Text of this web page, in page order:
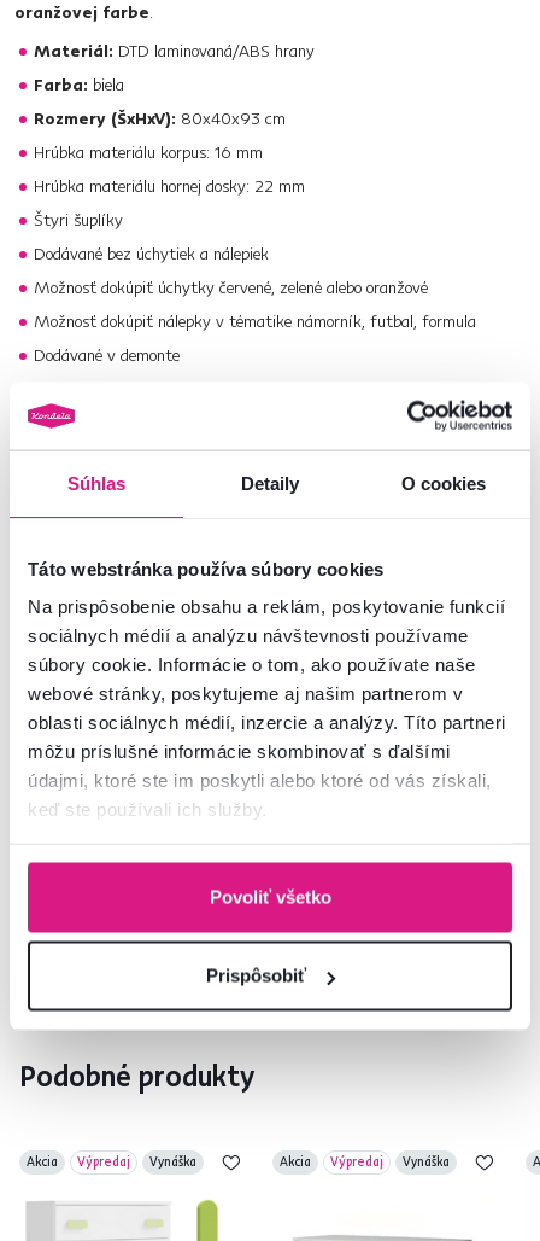
Súhlas Detaily O cookies
Táto webstránka používa súbory cookies
Na prispôsobenie obsahu a reklám, poskytovanie funkcií
sociálnych médií a analýzu návštevnosti používame
súbory cookie. Informácie o tom, ako používate naše
webové stránky, poskytujeme aj našim partnerom v
oblasti sociálnych médií, inzercie a analýzy. Títo partneri
môžu príslušné informácie skombinovať s ďalšími
údajmi, ktoré ste im poskytli alebo ktoré od vás získali,
keď ste používali ich služby.
Povoliť všetko
Prispôsobiť
oranžovej farbe.
Materiál: DTD laminovaná/ABS hrany
Farba: biela
Rozmery (ŠxHxV): 80x40x93 cm
Hrúbka materiálu korpus: 16 mm
Hrúbka materiálu hornej dosky: 22 mm
Štyri šuplíky
Dodávané bez úchytiek a nálepiek
Možnosť dokúpiť úchytky červené, zelené alebo oranžové
Možnosť dokúpiť nálepky v tématike námorník, futbal, formula
Dodávané v demonte
Zariaďujete celú izbu? Prezrite si aj ďalšie časti zostavy SVEND.
Základné parametre
Rozmery a špecifikácie
Informácie o balení
Nenašli ste požadované informácie?
02/ 40 100 100
Podobné produkty
Akcia Výpredaj Vynáška Akcia Výpredaj Vynáška